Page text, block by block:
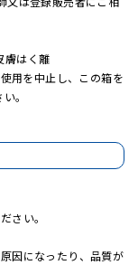
膚はく離
用を中止し、この箱を
。
さい。
因になったり、品質が